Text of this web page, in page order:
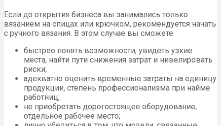
Если до открытия бизнеса вы занимались только
вязанием на спицах или крючком, рекомендуется начать
с ручного вязания. В этом случае вы сможете:
быстрее понять возможности, увидеть узкие
места, найти пути снижения затрат и нивелировать
риски;
адекватно оценить временные затраты на единицу
продукции, степень профессионализма при найме
работниц;
не приобретать дорогостоящее оборудование,
отдельное рабочее место;